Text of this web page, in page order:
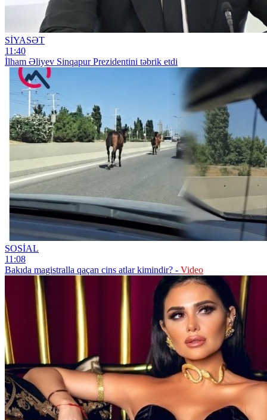
SİYASƏT
11:40
İlham Əliyev Sinqapur Prezidentini təbrik etdi
SOSİAL
11:08
Bakıda magistralla qaçan cins atlar kimindir? - Video